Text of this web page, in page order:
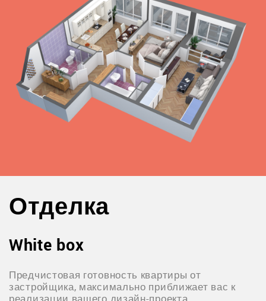
Отделка
White box
Предчистовая готовность квартиры от
застройщика, максимально приближает вас к